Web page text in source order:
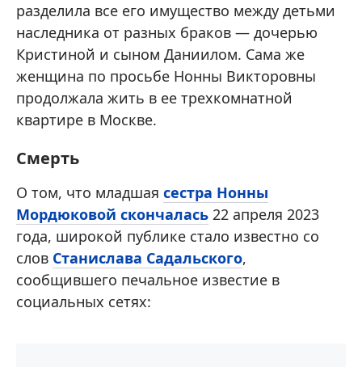
разделила все его имущество между детьми
наследника от разных браков — дочерью
Кристиной и сыном Даниилом. Сама же
женщина по просьбе Нонны Викторовны
продолжала жить в ее трехкомнатной
квартире в Москве.
Смерть
О том, что младшая сестра Нонны
Мордюковой скончалась 22 апреля 2023
года, широкой публике стало известно со
слов Станислава Садальского,
сообщившего печальное известие в
социальных сетях: